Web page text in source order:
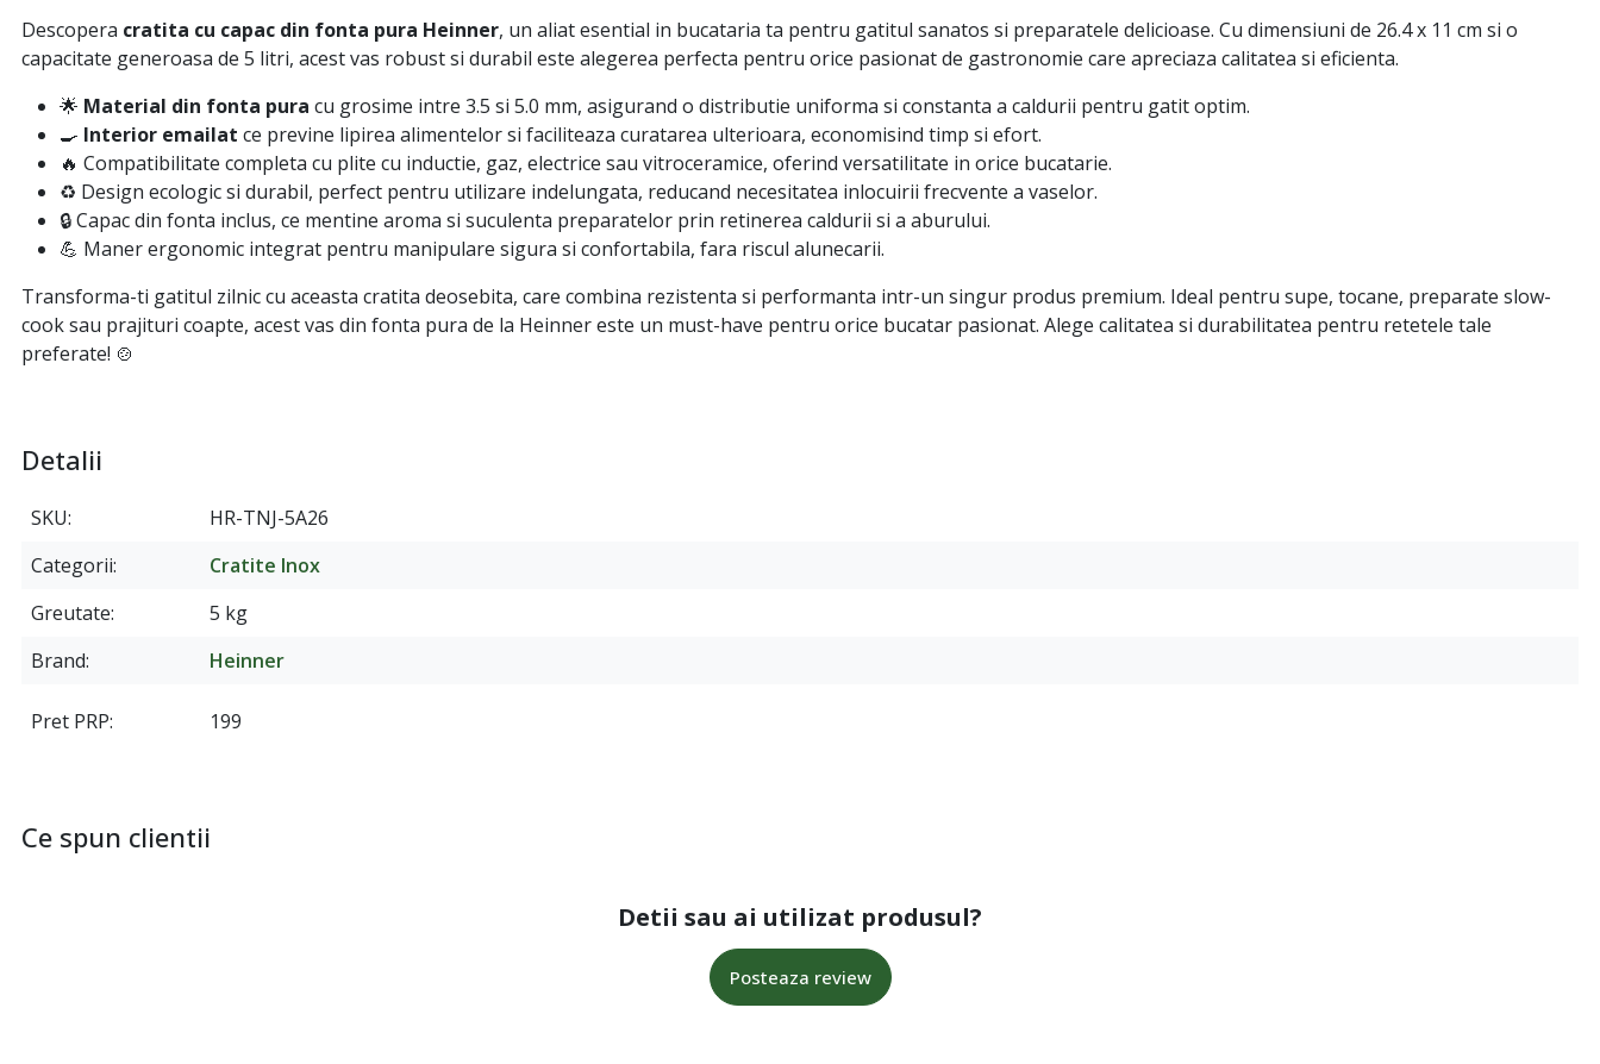
Descopera cratita cu capac din fonta pura Heinner, un aliat esential in bucataria ta pentru gatitul sanatos si preparatele delicioase. Cu dimensiuni de 26.4 x 11 cm si o
capacitate generoasa de 5 litri, acest vas robust si durabil este alegerea perfecta pentru orice pasionat de gastronomie care apreciaza calitatea si eficienta.
🌟 Material din fonta pura cu grosime intre 3.5 si 5.0 mm, asigurand o distributie uniforma si constanta a caldurii pentru gatit optim.
🍳 Interior emailat ce previne lipirea alimentelor si faciliteaza curatarea ulterioara, economisind timp si efort.
🔥 Compatibilitate completa cu plite cu inductie, gaz, electrice sau vitroceramice, oferind versatilitate in orice bucatarie.
♻️ Design ecologic si durabil, perfect pentru utilizare indelungata, reducand necesitatea inlocuirii frecvente a vaselor.
🔒 Capac din fonta inclus, ce mentine aroma si suculenta preparatelor prin retinerea caldurii si a aburului.
💪 Maner ergonomic integrat pentru manipulare sigura si confortabila, fara riscul alunecarii.
Transforma-ti gatitul zilnic cu aceasta cratita deosebita, care combina rezistenta si performanta intr-un singur produs premium. Ideal pentru supe, tocane, preparate slow-
cook sau prajituri coapte, acest vas din fonta pura de la Heinner este un must-have pentru orice bucatar pasionat. Alege calitatea si durabilitatea pentru retetele tale
preferate! 🍲
Detalii
SKU
HR-TNJ-5A26
Categorii
Cratite Inox
Greutate
5 kg
Brand
Heinner
Pret PRP 199
Ce spun clientii
Detii sau ai utilizat produsul?
Posteaza review